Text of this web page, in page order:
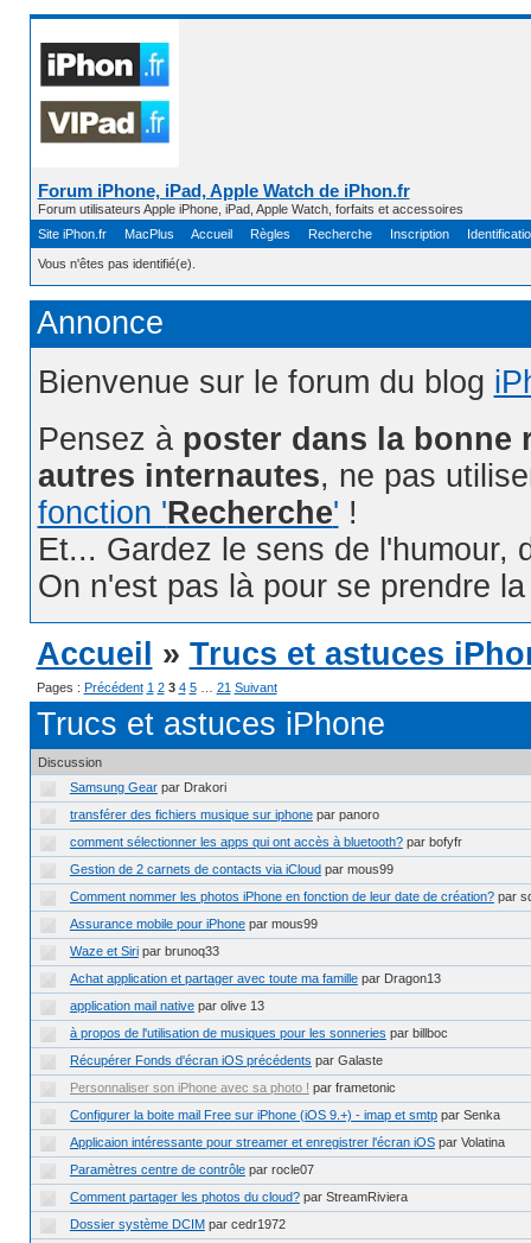
Forum iPhone, iPad, Apple Watch de iPhon.fr
Forum utilisateurs Apple iPhone, iPad, Apple Watch, forfaits et accessoires
Site iPhon.fr
MacPlus Accueil Règles Recherche Inscription
Vous n'êtes pas identifié(e).
Annonce
Bienvenue sur le forum du blog
Pensez à poster dans la bonne
autres internautes, ne pas
fonction 'Recherche' !
Et... Gardez le sens de l'humour,
On n'est pas là pour se prendre
Accueil
» Trucs et astuces
Pages : Précédent 1 2 3 4 5 21 Suivant
Trucs et astuces iPhone
Discussion
Samsung Gear par Drakori
transférer des fichiers musique sur iphone par panoro
comment sélectionner les apps qui ont accès à bluetooth? par bofyfr
Gestion de 2 carnets de contacts via iCloud par mous99
Comment nommer les photos iPhone en fonction de leur date de création? par
Assurance mobile pour iPhone par mous99
Waze et Siri par brunoq33
Achat application et partager avec toute ma famille par Dragon13
application mail native par olive 13
à propos de l'utilisation de musiques pour les sonneries par billboc
Récupérer Fonds d'écran iOS précédents par Galaste
Personnaliser son iPhone avec sa photo ! par frametonic
Configurer la boite mail Free sur iPhone (iOS 9.+) - imap et smtp par Senka
Applicaion intéressante pour streamer et enregistrer l'écran iOS par Volatina
Paramètres centre de contrôle par rocle07
Comment partager les photos du cloud? par StreamRiviera
Dossier système DCIM par cedr1972